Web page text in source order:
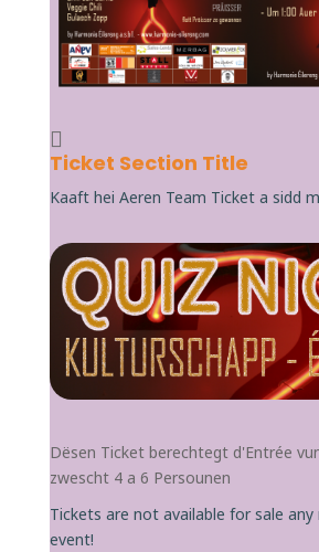
Ticket Section Title
Kaaft hei Aeren Team Ticket a sidd
Dësen Ticket berechtegt d'Entrée
zwescht 4 a 6 Persounen
Tickets are not available for sale
event!